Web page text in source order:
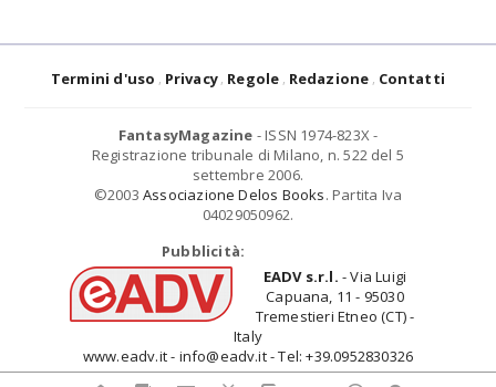
Termini d'uso Privacy Regole Redazione Contatti
FantasyMagazine - ISSN 1974-823X -
Registrazione tribunale di Milano, n. 522 del 5
settembre 2006.
©2003 Associazione Delos Books. Partita Iva
04029050962.
Pubblicità:
EADV s.r.l. - Via Luigi
Capuana, 11 - 95030
Tremestieri Etneo (CT) -
Italy
www.eadv.it - info@eadv.it - Tel: +39.0952830326